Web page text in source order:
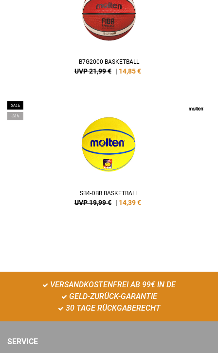
B7G2000 BASKETBALL
UVP 21,99 € | 14,85€
SALE
-28%
SB4-DBB BASKETBALL
UVP 19,99 € | 14,39€
VERSANDKOSTENFREI AB 99€ IN DE
GELD-ZURÜCK-GARANTIE
30 TAGE RÜCKGABERECHT
SERVICE